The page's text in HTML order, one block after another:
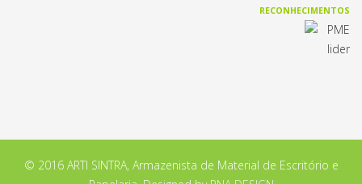
RECONHECIMENTOS
© 2016 ARTI SINTRA, Armazenista de Material de Escritório e